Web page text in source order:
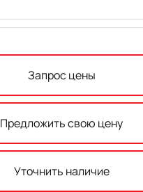
Запрос цены
Предложить свою цену
Уточнить наличие